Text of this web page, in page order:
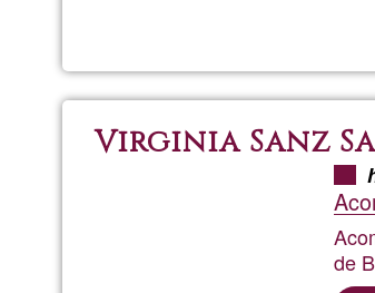
Virginia Sanz
de